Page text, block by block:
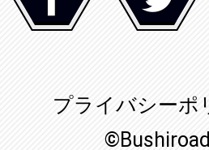
プライバシーポ